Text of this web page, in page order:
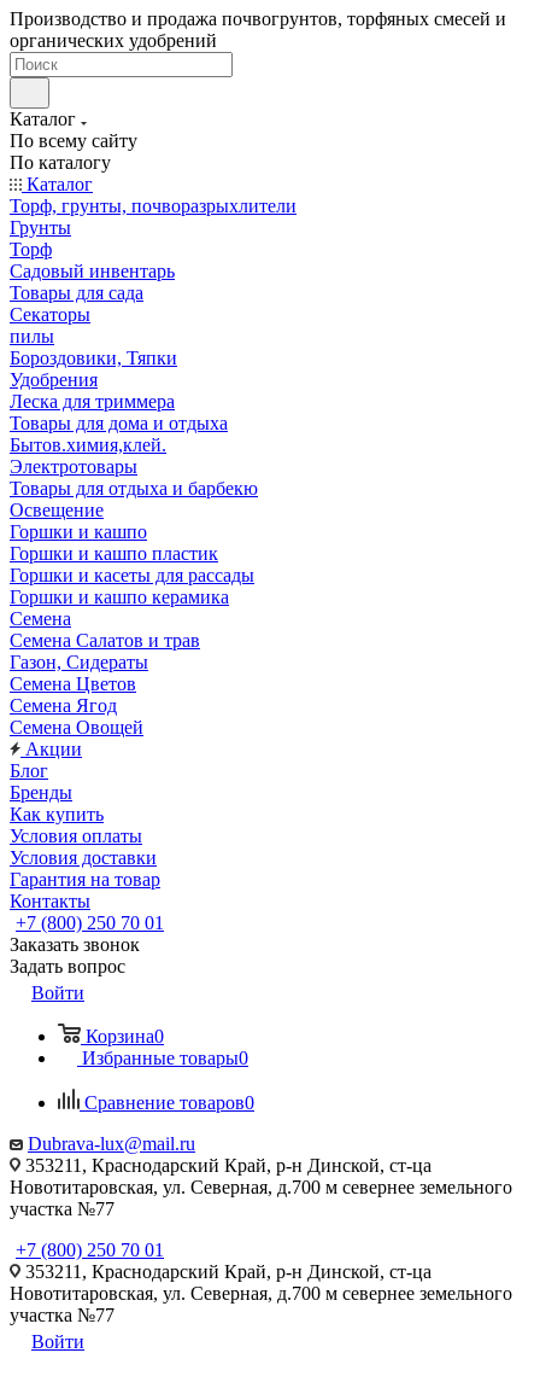
Производство и продажа почвогрунтов, торфяных смесей и
органических удобрений
Каталог
По всему сайту
По каталогу
Каталог
Торф, грунты, почворазрыхлители
Грунты
Торф
Садовый инвентарь
Товары для сада
Секаторы
пилы
Бороздовики, Тяпки
Удобрения
Леска для триммера
Товары для дома и отдыха
Бытов.химия,клей.
Электротовары
Товары для отдыха и барбекю
Освещение
Горшки и кашпо
Горшки и кашпо пластик
Горшки и касеты для рассады
Горшки и кашпо керамика
Семена
Семена Салатов и трав
Газон, Сидераты
Семена Цветов
Семена Ягод
Семена Овощей
Акции
Блог
Бренды
Как купить
Условия оплаты
Условия доставки
Гарантия на товар
Контакты
+7 (800) 250 70 01
Заказать звонок
Задать вопрос
Войти
Корзина0
Избранные товары0
Сравнение товаров0
Dubrava-lux@mail.ru
353211, Краснодарский Край, р-н Динской, ст-ца
Новотитаровская, ул. Северная, д.700 м севернее земельного
участка №77
+7 (800) 250 70 01
353211, Краснодарский Край, р-н Динской, ст-ца
Новотитаровская, ул. Северная, д.700 м севернее земельного
участка №77
Войти